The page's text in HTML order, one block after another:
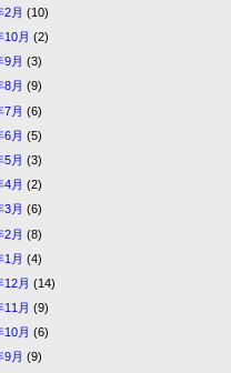
2月 (10)
10月 (2)
9月 (3)
8月 (9)
7月 (6)
6月 (5)
5月 (3)
4月 (2)
3月 (6)
2月 (8)
1月 (4)
12月 (14)
11月 (9)
10月 (6)
9月 (9)